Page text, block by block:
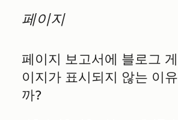
페이지
페이지 보고서에 블로그
이지가 표시되지 않는 이
까?